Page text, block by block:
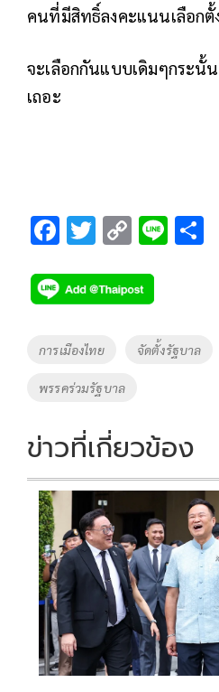
คนที่มีสิทธิ์ลงคะแนนเลือกตั้
จะเลือกกันแบบเดิมๆกระนั้
เถอะ
F
e
b
o
o
k
T
tt
er
C
p
y
Li
Li
Tags
การเมืองไทย จัดตั้งรัฐบาล
พรรคร่วมรัฐบาล
ข่าวที่เกี่ยวข้อง